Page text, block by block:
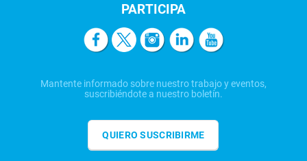
PARTICIPA
Mantente informado sobre nuestro trabajo y eventos,
suscribiéndote a nuestro boletín.
QUIERO SUSCRIBIRME